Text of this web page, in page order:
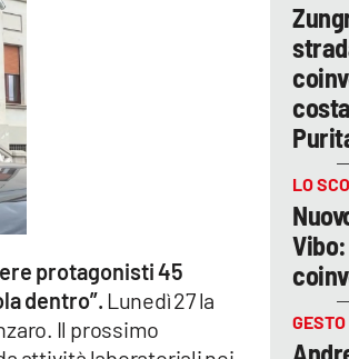
protagonisti 45
dentro”. Lunedì 27 la
Il prossimo
LO
GESTO